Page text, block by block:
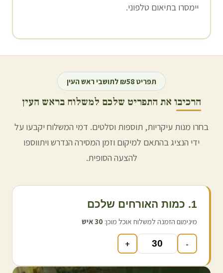
יימסרו בתיאום טלפוני.
תפריט ₪58 לתושבי ראש העין
הרכיבו את התפריט שלכם למשלוח בראש העין
בחרו מנות עיקריות, תוספות וסלטים. דמי המשלוח יקבעו על
ידי הנציג בהתאם למיקום וזמן המסירה הנדרש ויתווספו
להצעה הסופית.
1. כמות האורחים שלכם
מינימום הזמנה למשלוח אוכל מוכן: 30איש
-
+